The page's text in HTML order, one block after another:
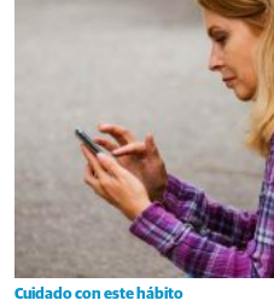
Cuidado con este hábito